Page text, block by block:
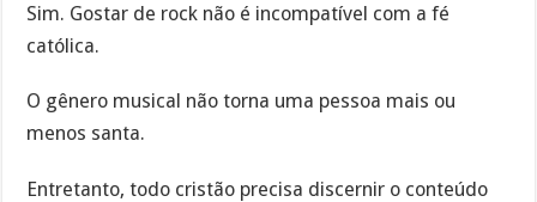
Sim. Gostar de rock não é incompatível com a fé
católica.
O gênero musical não torna uma pessoa mais ou
menos santa.
Entretanto, todo cristão precisa discernir o conteúdo